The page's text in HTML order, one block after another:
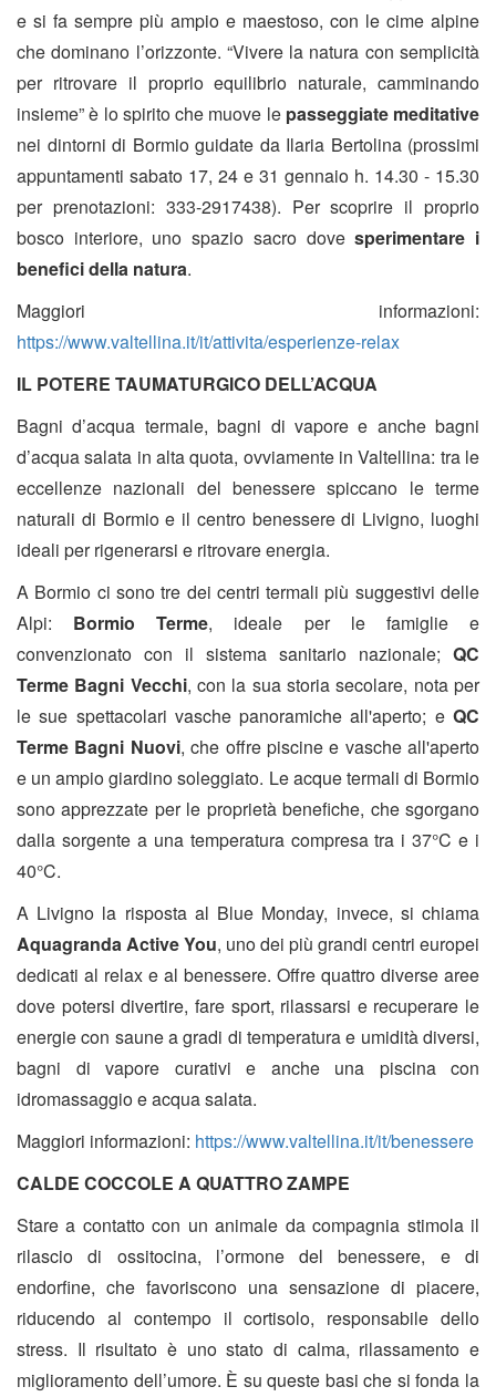
e si fa sempre più ampio e maestoso, con le cime alpine
che dominano l’orizzonte. “Vivere la natura con semplicità
per ritrovare il proprio equilibrio naturale, camminando
insieme” è lo spirito che muove le passeggiate meditative
nei dintorni di Bormio guidate da Ilaria Bertolina (prossimi
appuntamenti sabato 17, 24 e 31 gennaio h. 14.30 - 15.30
per prenotazioni: 333-2917438). Per scoprire il proprio
bosco interiore, uno spazio sacro dovesperimentare i
benefici della natura.
Maggiori informazioni:
https://www.valtellina.it/it/attivita/esperienze-relax
IL POTERE TAUMATURGICO DELL’ACQUA
Bagni d’acqua termale, bagni di vapore e anche bagni
d’acqua salata in alta quota, ovviamente in Valtellina: tra le
eccellenze nazionali del benessere spiccano le terme
naturali di Bormio e il centro benessere di Livigno, luoghi
ideali per rigenerarsi e ritrovare energia.
A Bormio ci sono tre dei centri termali più suggestivi delle
Alpi: Bormio Terme, ideale per le famiglie e
convenzionato con il sistema sanitario nazionale; QC
Terme Bagni Vecchi, con la sua storia secolare, nota per
le sue spettacolari vasche panoramiche all'aperto; e QC
Terme Bagni Nuovi, che offre piscine e vasche all'aperto
e un ampio giardino soleggiato. Le acque termali di Bormio
sono apprezzate per le proprietà benefiche, che sgorgano
dalla sorgente a una temperatura compresa tra i 37°C e i
40°C.
A Livigno la risposta al Blue Monday, invece, si chiama
Aquagranda Active You, uno dei più grandi centri europei
dedicati al relax e al benessere. Offre quattro diverse aree
dove potersi divertire, fare sport, rilassarsi e recuperare le
energie con saune a gradi di temperatura e umidità diversi,
bagni di vapore curativi e anche una piscina con
idromassaggio e acqua salata.
Maggiori informazioni: https://www.valtellina.it/it/benessere
CALDE COCCOLE A QUATTRO ZAMPE
Stare a contatto con un animale da compagnia stimola il
rilascio di ossitocina, l’ormone del benessere, e di
endorfine, che favoriscono una sensazione di piacere,
riducendo al contempo il cortisolo, responsabile dello
stress. Il risultato è uno stato di calma, rilassamento e
miglioramento dell’umore. È su queste basi che si fonda la